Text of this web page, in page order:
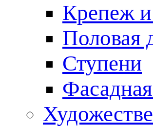
Крепеж и
Половая
Ступени